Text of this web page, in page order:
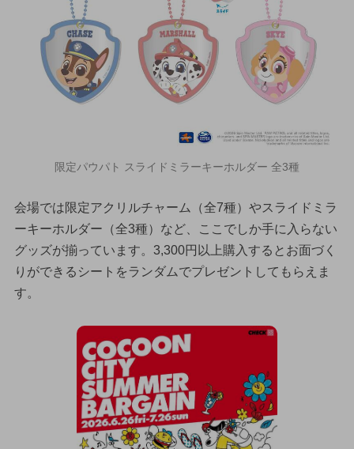
限定パウパト スライドミラーキーホルダー 全3種
会場では限定アクリルチャーム（全7種）やスライドミラ
ーキーホルダー（全3種）など、ここでしか手に入らない
グッズが揃っています。3,300円以上購入するとお面づく
りができるシートをランダムでプレゼントしてもらえま
す。